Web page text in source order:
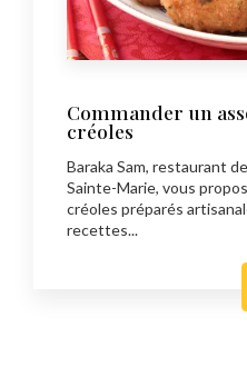
Commander un
créoles
Baraka Sam, restaurant
Sainte-Marie, vous
créoles préparés
recettes...